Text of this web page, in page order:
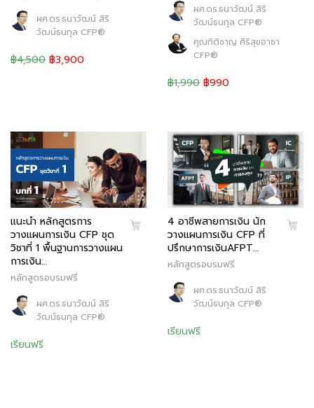
ผศ.ดร.ธนาวัฒน์ สิริ
วัฒน์ธนกุล CFP®
฿4,500 ฿3,900
ผศ.ดร.ธนาวัฒน์ สิริ
วัฒน์ธนกุล CFP®
คุณกิติชาญ ศิริสุขอาชา
CFP®
฿1,990 ฿990
แนะนำ หลักสูตรการ
วางแผนการเงิน CFP ชุด
วิชาที่ 1 พื้นฐานการวางแผน
การเงิน…
หลักสูตรอบรมฟรี
ผศ.ดร.ธนาวัฒน์ สิริ
วัฒน์ธนกุล CFP®
เรียนฟรี
4 อาชีพสายการเงิน นัก
วางแผนการเงิน CFP ที่
ปรึกษาการเงินAFPT…
หลักสูตรอบรมฟรี
ผศ.ดร.ธนาวัฒน์ สิริ
วัฒน์ธนกุล CFP®
เรียนฟรี